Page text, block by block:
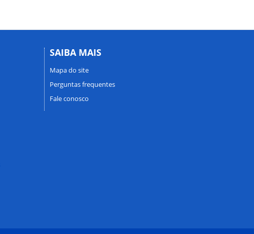
SAIBA MAIS
Mapa do site
Perguntas frequentes
Fale conosco